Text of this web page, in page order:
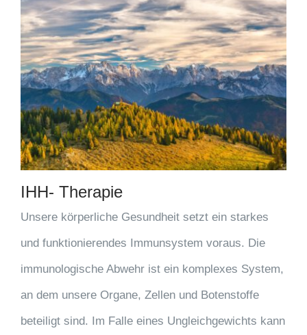
IHH- Therapie
Unsere körperliche Gesundheit setzt ein starkes
und funktionierendes Immunsystem voraus. Die
immunologische Abwehr ist ein komplexes System,
an dem unsere Organe, Zellen und Botenstoffe
beteiligt sind. Im Falle eines Ungleichgewichts kann